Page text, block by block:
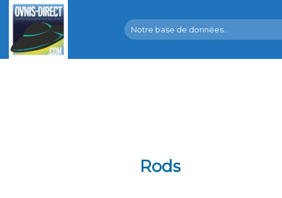
Skip
content
Rods